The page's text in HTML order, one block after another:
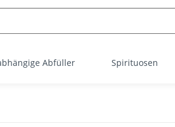
Abfüller Spirituosen